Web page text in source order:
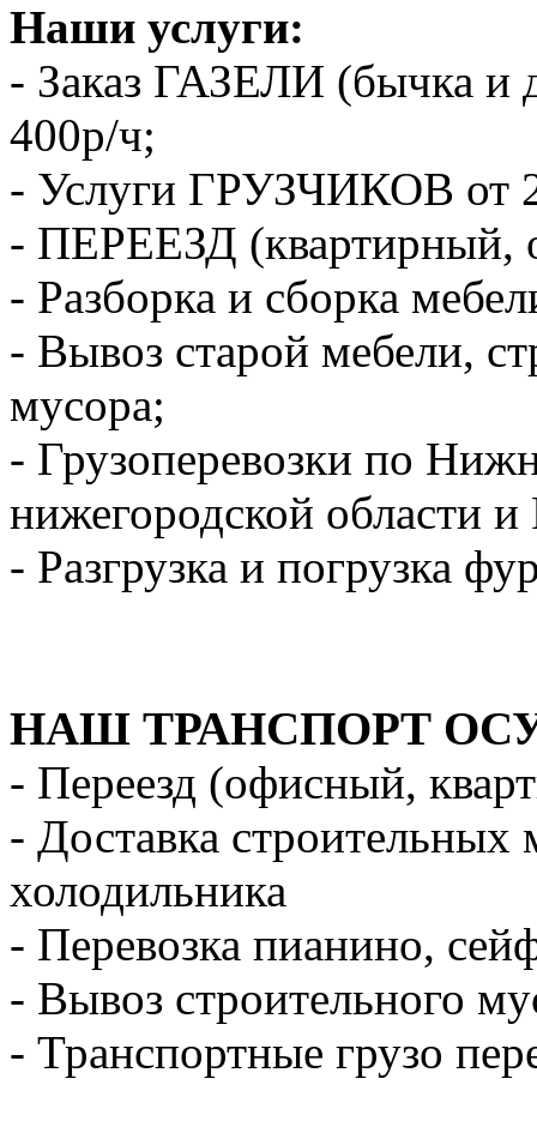
Наши услуги:
- Заказ ГАЗЕЛИ (бычка и
400р/ч;
- Услуги ГРУЗЧИКОВ от
- ПЕРЕЕЗД (квартирный,
- Разборка и сборка
- Вывоз старой мебели,
мусора;
- Грузоперевозки по
нижегородской области и
- Разгрузка и погрузка
НАШ ТРАНСПОРТ
- Переезд (офисный,
- Доставка
холодильника
- Перевозка пианино,
- Вывоз строительного
- Транспортные грузо